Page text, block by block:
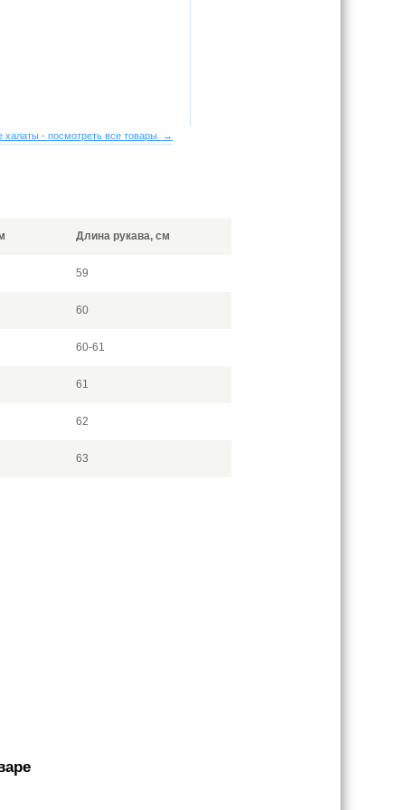
халаты - посмотреть все товары →
Длина рукава, см
59
60
60-61
61
62
63